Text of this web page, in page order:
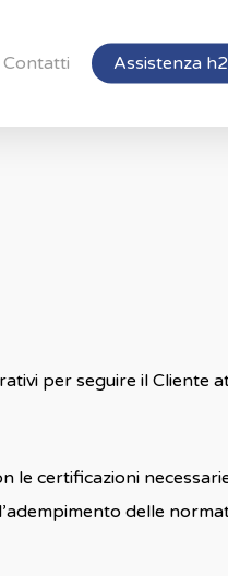
Contatti Assistenza
per seguire il Cliente
le certificazioni
delle